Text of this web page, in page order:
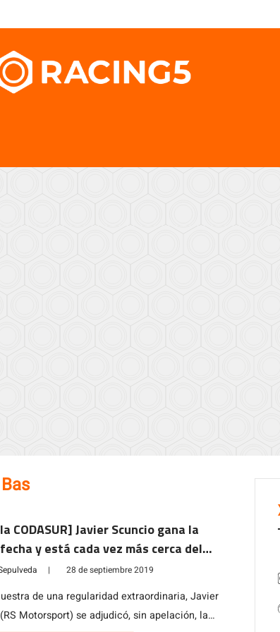
CODASUR] Javier Scuncio gana la
y está cada vez más cerca del
| 28 de septiembre 2019
de una regularidad extraordinaria, Javier
Motorsport) se adjudicó, sin apelación, la